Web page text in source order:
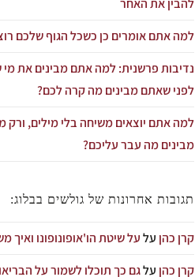
להבין את האחר
למה אתם אומרים כן כשכל הגוף שלכם
נדיבות פרשנית: למה אתם מבינים את
לפני שאתם מבינים מה קרה לכם?
למה אתם יוצאים משיחה בלי מילים, ורק
מבינים מה עבר עליכם?
תגובות אחרונות של גולשים בבלוג:
קרן כהן עלעל שיטת הו'אופונופונו
קרן כהן עלגם כך תוכלו לשמור על